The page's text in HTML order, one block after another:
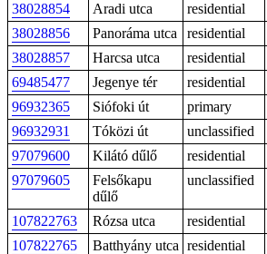
38028854 Aradi utca residential
38028856
Panoráma utca residential
38028857
Harcsa utca residential
69485477
Jegenye tér residential
96932365
Siófoki út primary
96932931
Tóközi út unclassified
97079600
Kilátó dűlő residential
97079605
Felsőkapu
dűlő
unclassified
107822763 Rózsa utca residential
107822765
Batthyány utca residential